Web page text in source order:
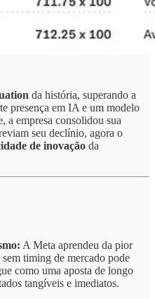
da história, superando a
presença em IA e um modelo
a empresa consolidou sua
seu declínio, agora o
de inovação da
A Meta aprendeu da pior
timing de mercado pode
como uma aposta de longo
tangíveis e imediatos.